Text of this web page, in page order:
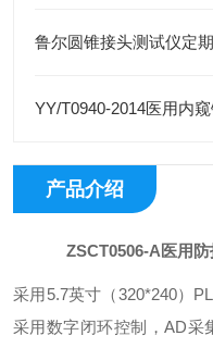
鲁尔圆锥接头测试仪定
YY/T0940-2014医用内
产品介绍
ZSCT0506-A医用
采用5.7英寸（320*240）
采用数字闭环控制，AD采